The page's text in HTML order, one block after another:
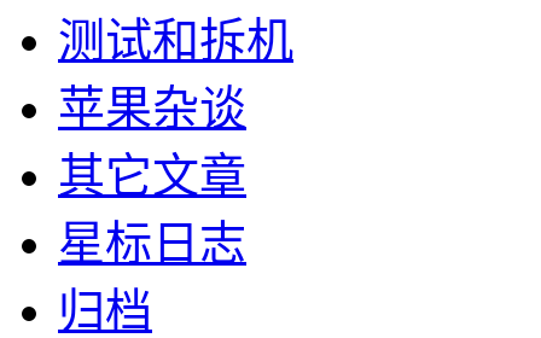
测试和拆机
苹果杂谈
其它文章
星标日志
归档